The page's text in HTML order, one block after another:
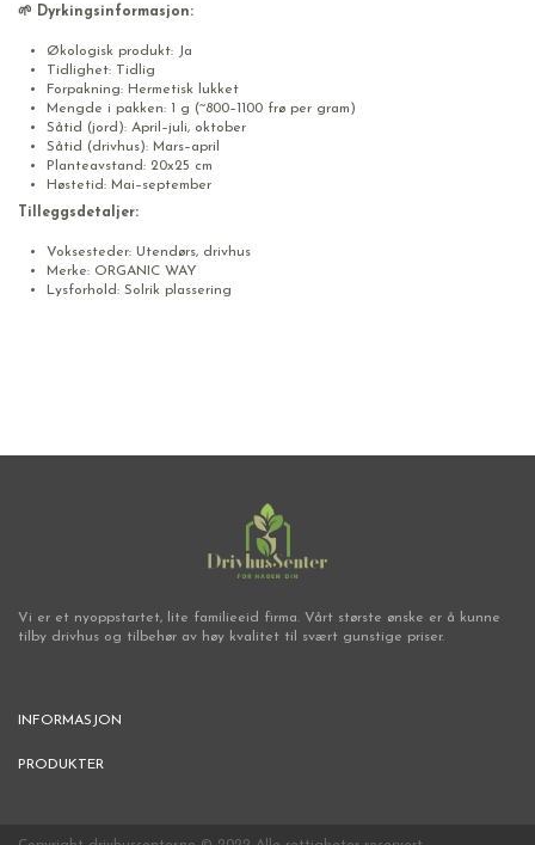
🌱 Dyrkingsinformasjon:
Økologisk produkt: Ja
Tidlighet: Tidlig
Forpakning: Hermetisk lukket
Mengde i pakken: 1 g (~800–1100 frø per gram)
Såtid (jord): April–juli, oktober
Såtid (drivhus): Mars–april
Planteavstand: 20x25 cm
Høstetid: Mai–september
Tilleggsdetaljer:
Voksesteder: Utendørs, drivhus
Merke: ORGANIC WAY
Lysforhold: Solrik plassering
Vi er et nyoppstartet, lite familieeid firma. Vårt største ønske er å kunne
tilby drivhus og tilbehør av høy kvalitet til svært gunstige priser.
INFORMASJON
PRODUKTER